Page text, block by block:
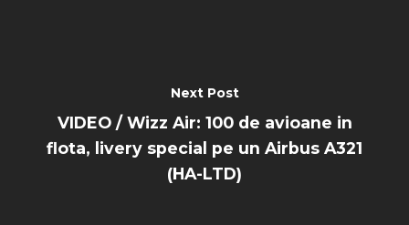
Next Post
VIDEO / Wizz Air: 100 de avioane in
flota, livery special pe un Airbus A321
(HA-LTD)